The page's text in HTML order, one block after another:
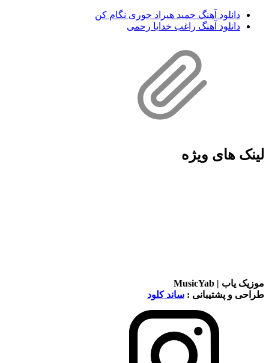
دانلود آهنگ حمید هیراد جوری نگام کن
دانلود آهنگ راغب خدایا رحمی
لینک های ویژه
موزیک یاب | MusicYab
طراحی و پشتیبانی : ساند کلود